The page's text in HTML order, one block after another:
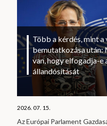
Több a kérdés, mint a
bemutatkozása után:
van, hogy elfogadja-e
állandósítását
2026. 07. 15.
Az Európai Parlament